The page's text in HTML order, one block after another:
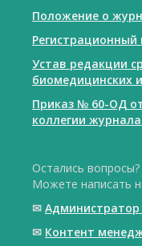
Положение о
Устав редакции
биомедицинских
Приказ № 60-ОД
коллегии
Остались вопросы?
Можете написать
✉ Администратор
✉ Контент